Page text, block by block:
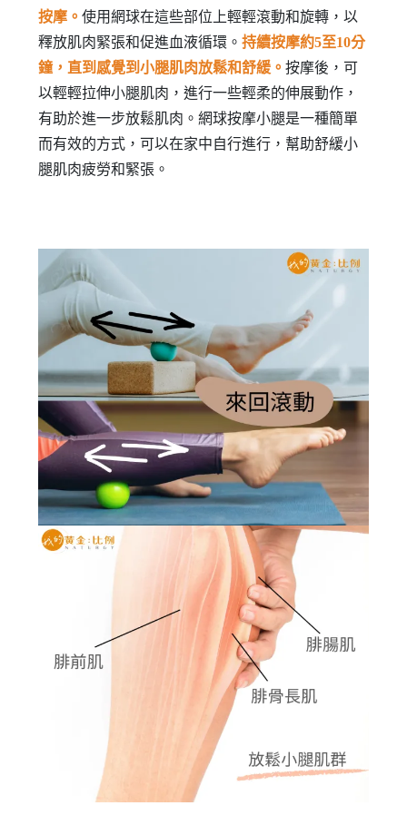
按摩。 使用網球在這些部位上輕輕滾動和旋轉，以
釋放肌肉緊張和促進血液循環。 持續按摩約5至10分
鐘，直到感覺到小腿肌肉放鬆和舒緩。 按摩後，可
以輕輕拉伸小腿肌肉，進行一些輕柔的伸展動作，
有助於進一步放鬆肌肉。網球按摩小腿是一種簡單
而有效的方式，可以在家中自行進行，幫助舒緩小
腿肌肉疲勞和緊張。